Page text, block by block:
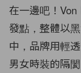
在一邊吧！
發點，整體以
中，品牌用輕
男女時裝的隔